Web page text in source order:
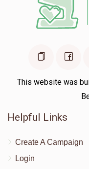
This website was
Helpful Links
Create A Campaign
Login